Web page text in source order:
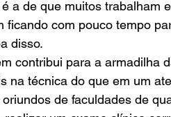
a de que muitos trabalham
ficando com pouco tempo
disso.
contribui para a armadilha
na técnica do que em um
de faculdades de